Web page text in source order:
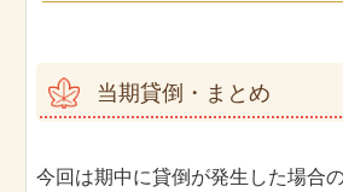
当期貸倒・まとめ
今回は期中に貸倒が発生した場合